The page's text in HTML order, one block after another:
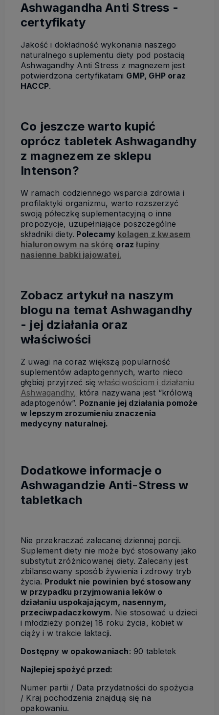
Ashwagandha Anti Stress -
certyfikaty
Jakość i dokładność wykonania naszego
naturalnego suplementu diety pod postacią
Ashwagandhy Anti Stress z magnezem jest
potwierdzona certyfikatami GMP, GHP oraz
HACCP.
Co jeszcze warto kupić
oprócz tabletek Ashwagandhy
z magnezem ze sklepu
Intenson?
W ramach codziennego wsparcia zdrowia i
profilaktyki organizmu, warto rozszerzyć
swoją półeczkę suplementacyjną o inne
propozycje, uzupełniające poszczególne
składniki diety. Polecamy kolagen z kwasem
hialuronowym na skórę orazłupiny
nasienne babki jajowatej.
Zobacz artykuł na naszym
blogu na temat Ashwagandhy
- jej działania oraz
właściwości
Z uwagi na coraz większą popularność
suplementów adaptogennych, warto nieco
głębiej przyjrzeć sięwłaściwościom i działaniu
Ashwagandhy, która nazywana jest “królową
adaptogenów”. Poznanie jej działania pomoże
w lepszym zrozumieniu znaczenia
medycyny naturalnej.
Dodatkowe informacje o
Ashwagandzie Anti-Stress w
tabletkach
Nie przekraczać zalecanej dziennej porcji.
Suplement diety nie może być stosowany jako
substytut zróżnicowanej diety. Zalecany jest
zbilansowany sposób żywienia i zdrowy tryb
życia. Produkt nie powinien być stosowany
w przypadku przyjmowania leków o
działaniu uspokajającym, nasennym,
przeciwpadaczkowym. Nie stosować u dzieci
i młodzieży poniżej 18 roku życia, kobiet w
ciąży i w trakcie laktacji.
Dostępny w opakowaniach: 90 tabletek
Najlepiej spożyć przed:
Numer partii / Data przydatności do spożycia
/ Kraj pochodzenia znajdują się na
opakowaniu.